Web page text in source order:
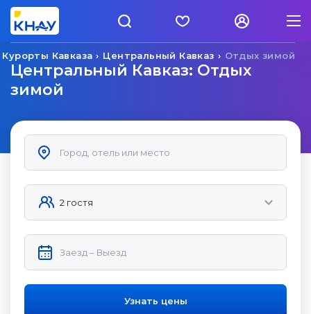
Отдых зимой
Центральный Кавказ
Курорты Кавказа
Центральный Кавказ: Отдых
зимой
Узнать цены